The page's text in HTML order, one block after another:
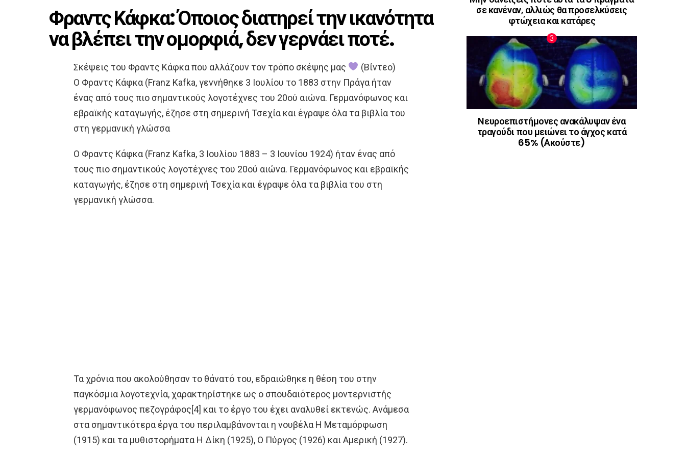
Φραντς Κάφκα: Όποιος διατηρεί την ικανότητα
να βλέπει την ομορφιά, δεν γερνάει ποτέ.
Σκέψεις του Φραντς Κάφκα που αλλάζουν τον τρόπο σκέψης μας
(Βίντεο)
O Φραντς Κάφκα (Franz Kafka, γεννήθηκε 3 Ιουλίου το 1883 στην Πράγα ήταν
ένας από τους πιο σημαντικούς λογοτέχνες του 20ού αιώνα. Γερμανόφωνος και
εβραϊκής καταγωγής, έζησε στη σημερινή Τσεχία και έγραψε όλα τα βιβλία του
στη γερμανική γλώσσα
O Φραντς Κάφκα (Franz Kafka, 3 Ιουλίου 1883 – 3 Ιουνίου 1924) ήταν ένας από
τους πιο σημαντικούς λογοτέχνες του 20ού αιώνα. Γερμανόφωνος και εβραϊκής
καταγωγής, έζησε στη σημερινή Τσεχία και έγραψε όλα τα βιβλία του στη
γερμανική γλώσσα.
Τα χρόνια που ακολούθησαν το θάνατό του, εδραιώθηκε η θέση του στην
παγκόσμια λογοτεχνία, χαρακτηρίστηκε ως ο σπουδαιότερος μοντερνιστής
γερμανόφωνος πεζογράφος[4] και το έργο του έχει αναλυθεί εκτενώς. Ανάμεσα
στα σημαντικότερα έργα του περιλαμβάνονται η νουβέλα Η Μεταμόρφωση
(1915) και τα μυθιστορήματα Η Δίκη (1925), Ο Πύργος (1926) και Αμερική (1927).
σε κανέναν, αλλιώς θα προσελκύσεις
φτώχεια και κατάρες
Νευροεπιστήμονες ανακάλυψαν ένα
τραγούδι που μειώνει το άγχος κατά
65% (Ακούστε)